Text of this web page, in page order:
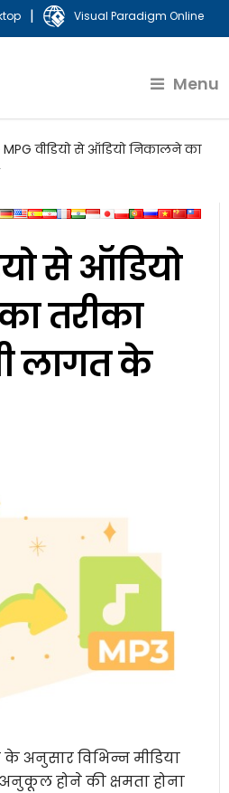
| Visual Paradigm Online
Menu
MPG वीडियो से ऑडियो निकालने का
से ऑडियो
तरीका
लागत के
अनुसार विभिन्न मीडिया
होने की क्षमता होना